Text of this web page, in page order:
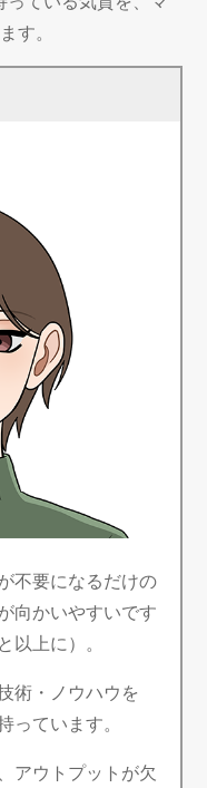
す。
不要になるだけの
向かいやすいです
以上に）。
術・ノウハウを
っています。
アウトプットが欠